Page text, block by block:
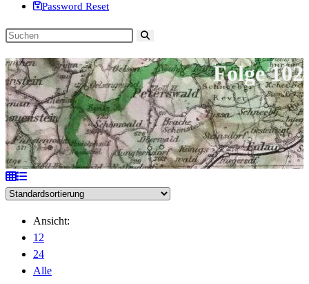
Password Reset
Diese
durchsuchen
Folge 102
Ansicht:
12
24
Alle